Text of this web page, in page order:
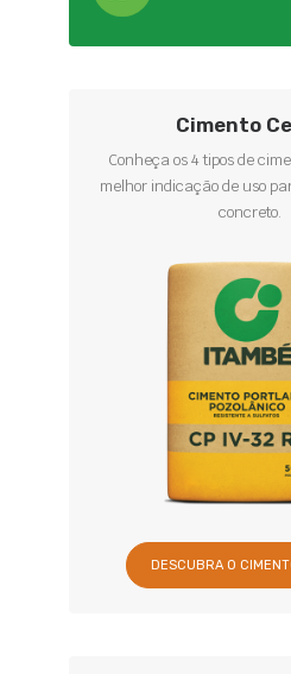
Cimento
Conheça os 4 tipos de
melhor indicação de uso
concreto.
DESCUBRA O